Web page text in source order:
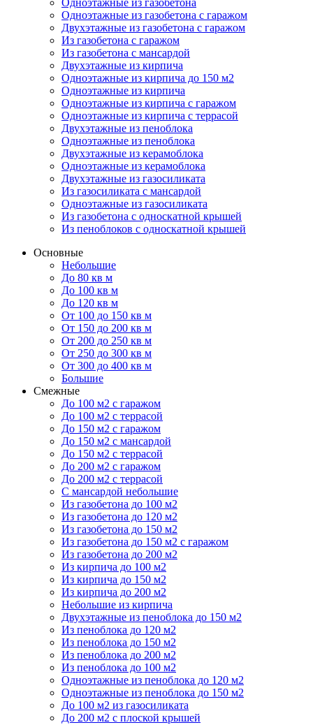
Одноэтажные из газобетона
Одноэтажные из газобетона с гаражом
Двухэтажные из газобетона с гаражом
Из газобетона с гаражом
Из газобетона с мансардой
Двухэтажные из кирпича
Одноэтажные из кирпича до 150 м2
Одноэтажные из кирпича
Одноэтажные из кирпича с гаражом
Одноэтажные из кирпича с террасой
Двухэтажные из пеноблока
Одноэтажные из пеноблока
Двухэтажные из керамоблока
Одноэтажные из керамоблока
Двухэтажные из газосиликата
Из газосиликата с мансардой
Одноэтажные из газосиликата
Из газобетона с односкатной крышей
Из пеноблоков с односкатной крышей
Основные
Небольшие
До 80 кв м
До 100 кв м
До 120 кв м
От 100 до 150 кв м
От 150 до 200 кв м
От 200 до 250 кв м
От 250 до 300 кв м
От 300 до 400 кв м
Большие
Смежные
До 100 м2 с гаражом
До 100 м2 с террасой
До 150 м2 с гаражом
До 150 м2 с мансардой
До 150 м2 с террасой
До 200 м2 с гаражом
До 200 м2 с террасой
С мансардой небольшие
Из газобетона до 100 м2
Из газобетона до 120 м2
Из газобетона до 150 м2
Из газобетона до 150 м2 с гаражом
Из газобетона до 200 м2
Из кирпича до 100 м2
Из кирпича до 150 м2
Из кирпича до 200 м2
Небольшие из кирпича
Двухэтажные из пеноблока до 150 м2
Из пеноблока до 120 м2
Из пеноблока до 150 м2
Из пеноблока до 200 м2
Из пеноблока до 100 м2
Одноэтажные из пеноблока до 120 м2
Одноэтажные из пеноблока до 150 м2
До 100 м2 из газосиликата
До 200 м2 с плоской крышей